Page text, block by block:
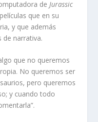
deJurassic
que en su
y que además
de narrativa.
que no queremos
No queremos ser
pero queremos
y cuando todo